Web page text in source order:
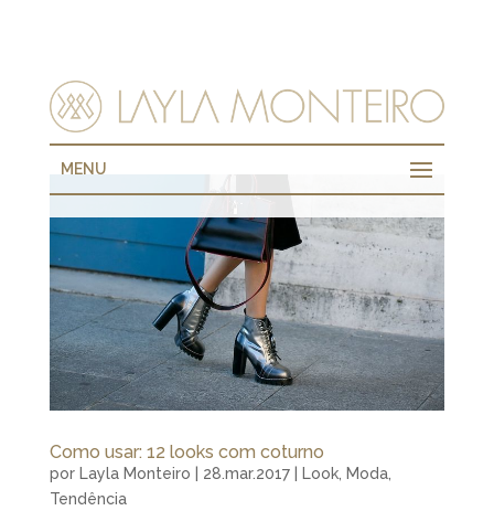
MENU
Como usar: 12 looks com coturno
por Layla Monteiro 28.mar.2017| Look, Moda,
Tendência